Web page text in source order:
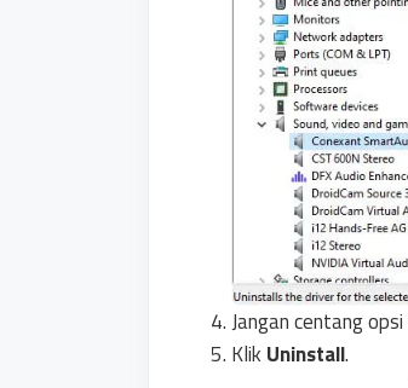
Jangan centang opsi
Klik Uninstall.